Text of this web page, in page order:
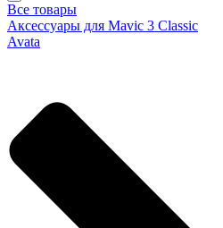
Все товары
Аксессуары для Mavic 3 Classic
Avata